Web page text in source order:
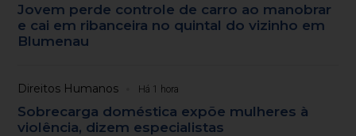
Jovem perde controle de carro ao manobrar
e cai em ribanceira no quintal do vizinho em
Blumenau
Direitos Humanos Há 1 hora
Sobrecarga doméstica expõe mulheres à
violência, dizem especialistas